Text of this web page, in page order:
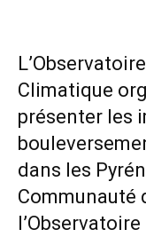
Climatique
présenter les
dans les
Communauté